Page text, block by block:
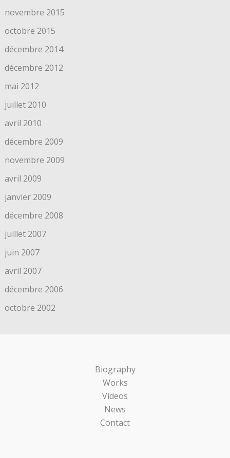
novembre 2015
octobre 2015
décembre 2014
décembre 2012
mai 2012
juillet 2010
avril 2010
décembre 2009
novembre 2009
avril 2009
janvier 2009
décembre 2008
juillet 2007
juin 2007
avril 2007
décembre 2006
octobre 2002
Biography
Works
Videos
News
Contact